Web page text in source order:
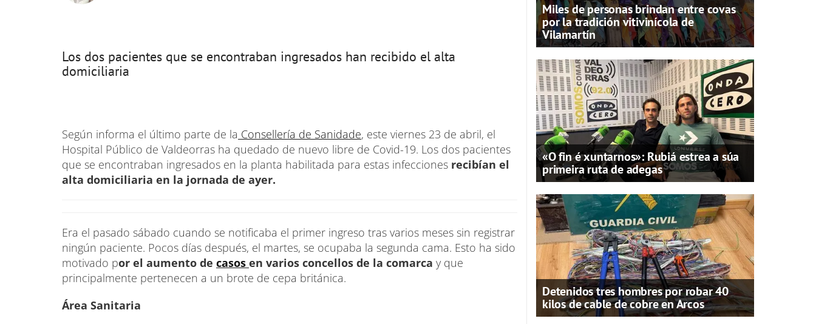
Los dos pacientes que se encontraban ingresados han recibido el alta
domiciliaria
Según informa el último parte de la Consellería de Sanidade, este viernes 23 de abril, el
Hospital Público de Valdeorras ha quedado de nuevo libre de Covid-19. Los dos pacientes
que se encontraban ingresados en la planta habilitada para estas infecciones recibían el
alta domiciliaria en la jornada de ayer.
Era el pasado sábado cuando se notificaba el primer ingreso tras varios meses sin registrar
ningún paciente. Pocos días después, el martes, se ocupaba la segunda cama. Esto ha sido
motivado por el aumento de casos en varios concellos de la comarca y que
principalmente pertenecen a un brote de cepa británica.
Área Sanitaria
Miles de personas brindan entre covas
por la tradición vitivinícola de
Vilamartín
«O fin é xuntarnos»: Rubiá estrea a súa
primeira ruta de adegas
Detenidos tres hombres por robar 40
kilos de cable de cobre en Arcos